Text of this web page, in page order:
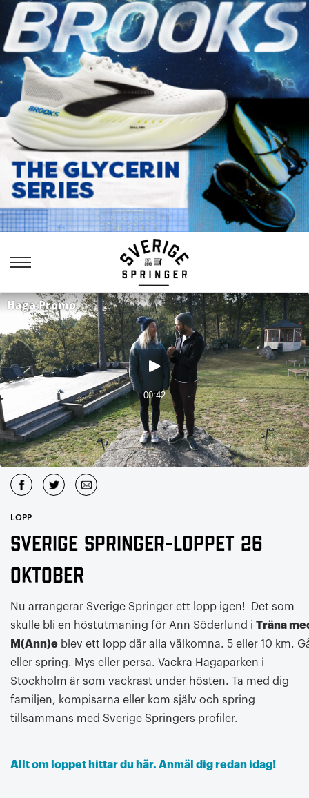
LOPP
Sverige Springer-loppet 26
oktober
Nu arrangerar Sverige Springer ett lopp igen! Det som
skulle bli en höstutmaning för Ann Söderlund i Träna
M(Ann)e blev ett lopp där alla välkomna. 5 eller 10 km.
eller spring. Mys eller persa. Vackra Hagaparken i
Stockholm är som vackrast under hösten. Ta med dig
familjen, kompisarna eller kom själv och spring
tillsammans med Sverige Springers profiler.
Allt om loppet hittar du här. Anmäl dig redan idag!